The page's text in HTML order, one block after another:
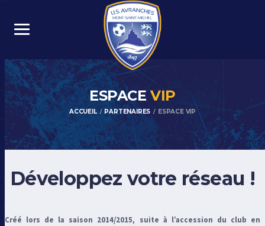
ESPACEVIP
ACCUEIL PARTENAIRES ESPACE VIP
Développez votre réseau !
Créé lors de la saison 2014/2015, suite à l’accession du club en